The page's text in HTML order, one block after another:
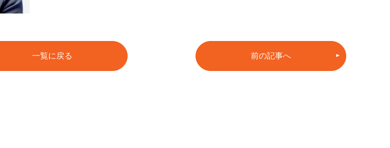
一覧に戻る 前の記事へ